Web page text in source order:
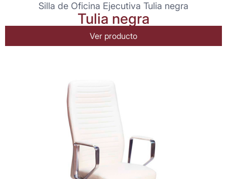
Silla de Oficina Ejecutiva Tulia negra
Tulia negra
Ver producto